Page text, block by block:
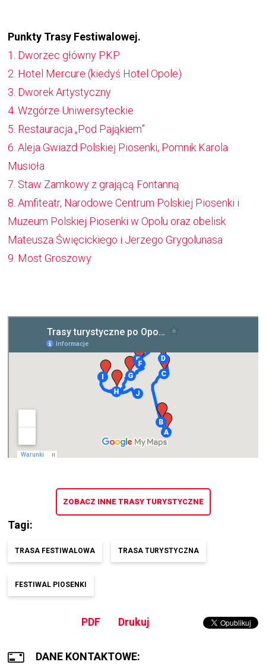
Punkty Trasy Festiwalowej.
Otworzy
się
w
nowym
oknie
1. Dworzec główny PKP
Otworzy
się
w
nowym
oknie
2. Hotel Mercure (kiedyś Hotel Opole)
Otworzy
się
w
nowym
oknie
3. Dworek Artystyczny
Otworzy
się
w
nowym
oknie
4. Wzgórze Uniwersyteckie
Otworzy
się
w
nowym
oknie
5. Restauracja „Pod Pająkiem”
Otworzy
się
w
nowym
oknie
6. Aleja Gwiazd Polskiej Piosenki, Pomnik Karola
Musioła
Otworzy
się
w
nowym
oknie
7. Staw Zamkowy z grającą Fontanną
Otworzy
się
w
nowym
8. Amfiteatr, Narodowe Centrum Polskiej Piosenki i
Muzeum Polskiej Piosenki w Opolu oraz obelisk
Mateusza Święcickiego i Jerzego Grygolunasa
Otworzy
nowym
9. Most Groszowy
ZOBACZ INNE TRASY TURYSTYCZNE
Tagi
TRASA FESTIWALOWA TRASA TURYSTYCZNA
FESTIWAL PIOSENKI
PDF Drukuj
DANE KONTAKTOWE